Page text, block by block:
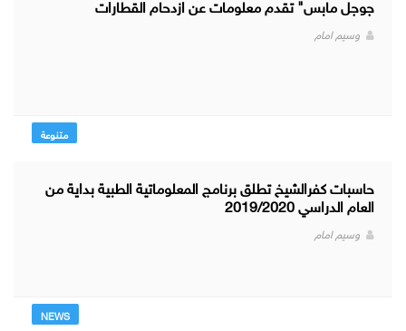
جوجل مابس" تقدم معلومات عن ازدحام القطارات
وسيم امام
متنوعة
حاسبات كفرالشيخ تطلق برنامج المعلوماتية الطبية بداية من
العام الدراسي 2019/2020
وسيم امام
NEWS